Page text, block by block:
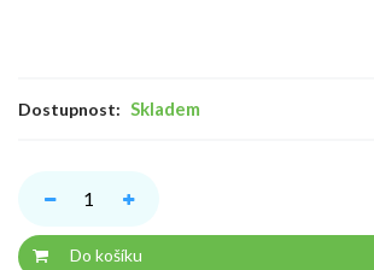
Dostupnost: Skladem
Do košíku